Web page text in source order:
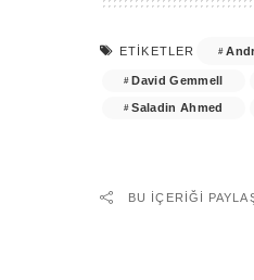
ETIKETLER
David Gemmell
Saladin Ahmed
BU IÇERIĞI